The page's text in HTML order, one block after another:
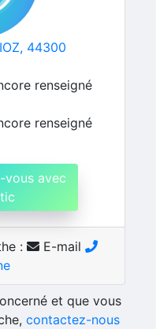
44300
renseigné
renseigné
avec
:
E-mail
et que vous
contactez-nous